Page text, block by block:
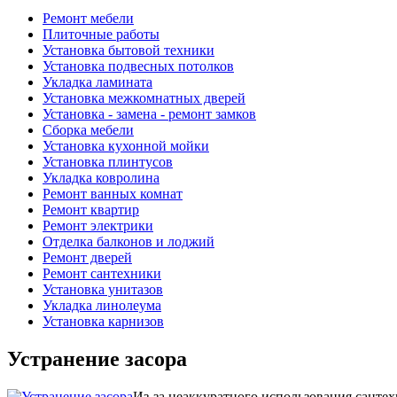
Ремонт мебели
Плиточные работы
Установка бытовой техники
Установка подвесных потолков
Укладка ламината
Установка межкомнатных дверей
Установка - замена - ремонт замков
Сборка мебели
Установка кухонной мойки
Установка плинтусов
Укладка ковролина
Ремонт ванных комнат
Ремонт квартир
Ремонт электрики
Отделка балконов и лоджий
Ремонт дверей
Ремонт сантехники
Установка унитазов
Укладка линолеума
Установка карнизов
Устранение засора